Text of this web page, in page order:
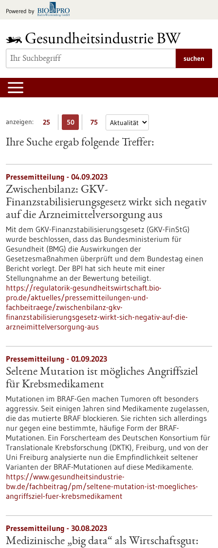
Inhalt
Powered by
suchen
anzeigen: 25 50 75
Ihre Suche ergab folgende Treffer:
Pressemitteilung - 04.09.2023
Zwischenbilanz: GKV-
Finanzstabilisierungsgesetz wirkt sich negativ
auf die Arzneimittelversorgung aus
Mit dem GKV-Finanzstabilisierungsgesetz (GKV-FinStG)
wurde beschlossen, dass das Bundesministerium für
Gesundheit (BMG) die Auswirkungen der
Gesetzesmaßnahmen überprüft und dem Bundestag einen
Bericht vorlegt. Der BPI hat sich heute mit einer
Stellungnahme an der Bewertung beteiligt.
https://regulatorik-gesundheitswirtschaft.bio-
pro.de/aktuelles/pressemitteilungen-und-
fachbeitraege/zwischenbilanz-gkv-
finanzstabilisierungsgesetz-wirkt-sich-negativ-auf-die-
arzneimittelversorgung-aus
Pressemitteilung - 01.09.2023
Seltene Mutation ist mögliches Angriffsziel
für Krebsmedikament
Mutationen im BRAF-Gen machen Tumoren oft besonders
aggressiv. Seit einigen Jahren sind Medikamente zugelassen,
die das mutierte BRAF blockieren. Sie richten sich allerdings
nur gegen eine bestimmte, häufige Form der BRAF-
Mutationen. Ein Forscherteam des Deutschen Konsortium für
Translationale Krebsforschung (DKTK), Freiburg, und von der
Uni Freiburg analysierte nun die Empfindlichkeit seltener
Varianten der BRAF-Mutationen auf diese Medikamente.
https://www.gesundheitsindustrie-
bw.de/fachbeitrag/pm/seltene-mutation-ist-moegliches-
angriffsziel-fuer-krebsmedikament
Pressemitteilung - 30.08.2023
Medizinische „big data“ als Wirtschaftsgut: